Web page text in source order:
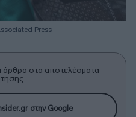
Press
στα αποτελέσματα
στην Google